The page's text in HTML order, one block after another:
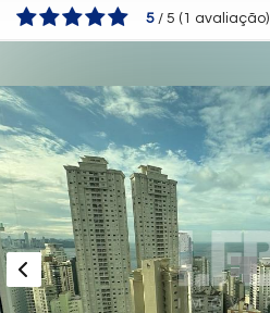
5 / 5 ( 1 avaliação)